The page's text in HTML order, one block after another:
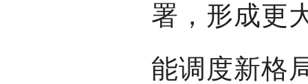
署，形成更
能调度新格